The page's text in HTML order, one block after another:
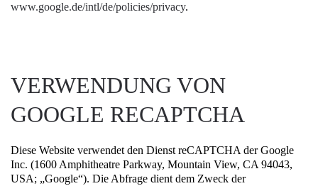
www.google.de/intl/de/policies/privacy.
VERWENDUNG VON
GOOGLE RECAPTCHA
Diese Website verwendet den Dienst reCAPTCHA der Google
Inc. (1600 Amphitheatre Parkway, Mountain View, CA 94043,
USA; „Google“). Die Abfrage dient dem Zweck der